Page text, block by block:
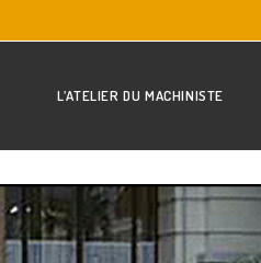
L’ATELIER DU MACHINISTE